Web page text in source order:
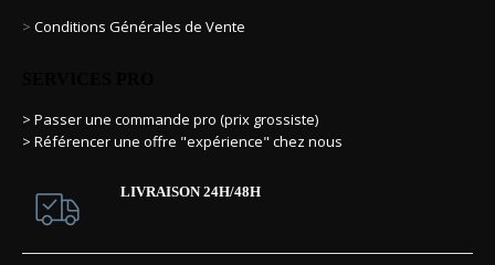
> Conditions Générales de Vente
> Passer une commande pro (prix grossiste)
> Référencer une offre "expérience" chez nous
LIVRAISON 24H/48H